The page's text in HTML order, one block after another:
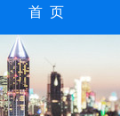
首 页